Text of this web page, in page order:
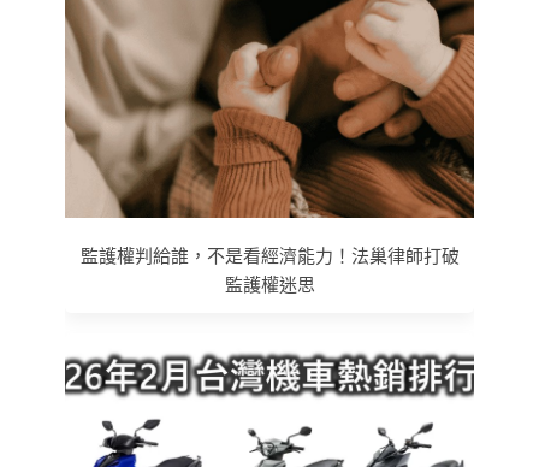
監護權判給誰，不是看經濟能力！法巢律師打破
監護權迷思